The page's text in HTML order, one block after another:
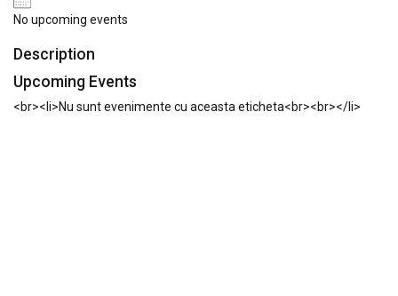
No upcoming events
Description
Upcoming Events
<br><li>Nu sunt evenimente cu aceasta eticheta<br><br></li>